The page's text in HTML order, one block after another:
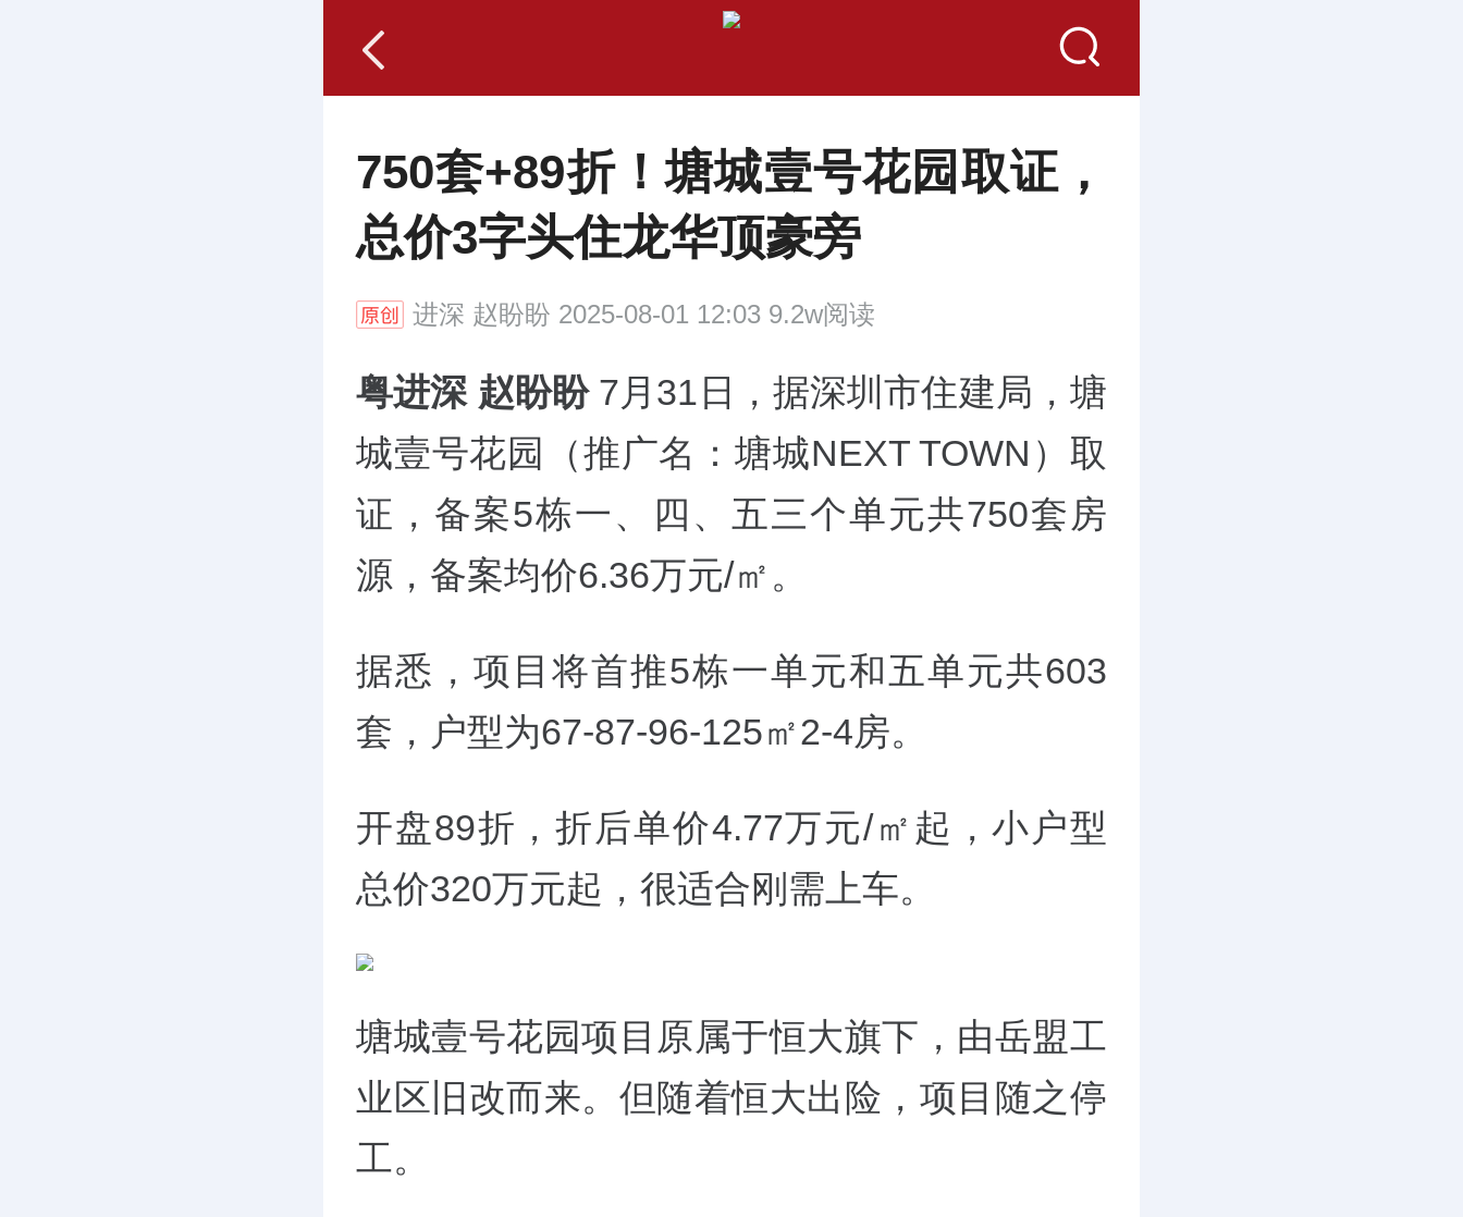
750套+89折！塘城壹号花园取证，
总价3字头住龙华顶豪旁
进深 赵盼盼 2025-08-01 12:03 9.2w阅读
粤进深 赵盼盼7月31日，据深圳市住建局，塘
城壹号花园（推广名：塘城NEXT TOWN）取
证，备案5栋一、四、五三个单元共750套房
源，备案均价6.36万元/㎡。
据悉，项目将首推5栋一单元和五单元共603
套，户型为67-87-96-125㎡2-4房。
开盘89折，折后单价4.77万元/㎡起，小户型
总价320万元起，很适合刚需上车。
塘城壹号花园项目原属于恒大旗下，由岳盟工
业区旧改而来。但随着恒大出险，项目随之停
工。